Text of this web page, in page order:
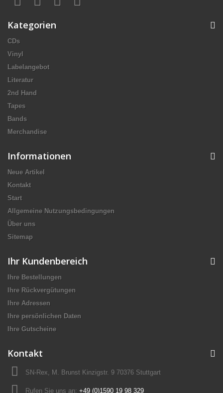
Kategorien
CDs
Vinyl
Labelangebot
Literatur
2nd Hand
Tapes
Bands
Merchandise
Informationen
Neue Artikel
Kontakt
Start
Allgemeine Nutzungsbedingungen
Über uns
Sitemap
Ihr Kundenbereich
Ihre Bestellungen
Ihre Rückvergütungen
Ihre Adressen
Ihre persönlichen Daten
Ihre Gutscheine
Kontakt
SN-Rex, M. Brunst Kinzigstr. 9 70376 Stuttgart
Rufen Sie uns an: +49 (0)1590 19 98 329